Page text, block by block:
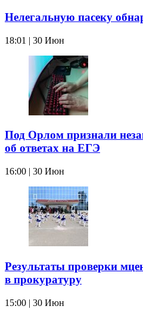
Нелегальную пасеку
18:01 | 30 Июн
Под Орлом признали
об ответах на ЕГЭ
16:00 | 30 Июн
Результаты проверки
в прокуратуру
15:00 | 30 Июн